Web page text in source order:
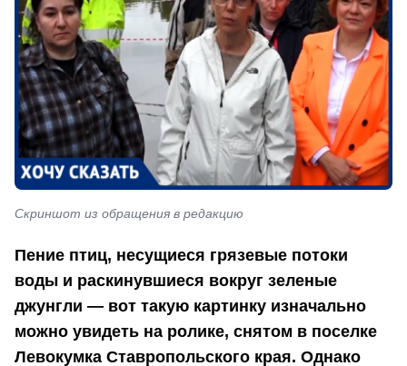
Скриншот из обращения в редакцию
Пение птиц, несущиеся грязевые потоки
воды и раскинувшиеся вокруг зеленые
джунгли — вот такую картинку изначально
можно увидеть на ролике, снятом в поселке
Левокумка Ставропольского края. Однако